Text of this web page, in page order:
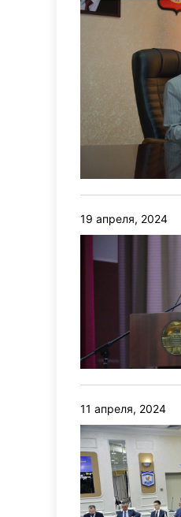
19 апреля, 2024
11 апреля, 2024